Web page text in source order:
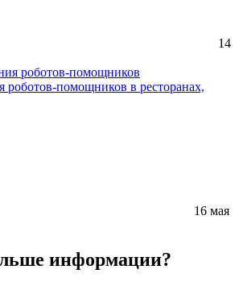
14
помощников в ресторанах,
16 мая
информации?